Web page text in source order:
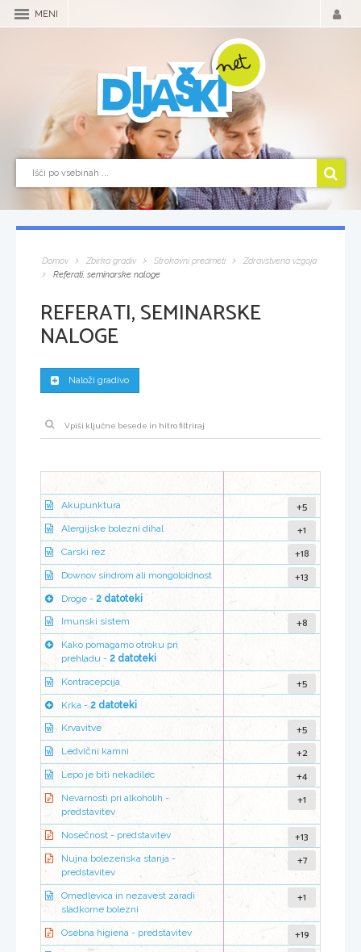
MENI
Domov Zbirka gradiv Strokovni predmeti
Zdravstvena vzgoja
Referati, seminarske naloge
REFERATI, SEMINARSKE
NALOGE
Naloži gradivo
Akupunktura +5
Alergijske bolezni dihal +1
Carski rez +18
Downov sindrom ali mongoloidnost +13
Droge - 2 datoteki
Imunski sistem
+8
Kako pomagamo otroku pri
prehladu - 2 datoteki
Kontracepcija +5
Krka -2 datoteki
Krvavitve
+5
Ledvični kamni +2
Lepo je biti nekadilec +4
Nevarnosti pri alkoholih -
predstavitev
+1
Nosečnost - predstavitev +13
Nujna bolezenska stanja -
predstavitev
+7
Omedlevica in nezavest zaradi
sladkorne bolezni
+1
Osebna higiena - predstavitev +19